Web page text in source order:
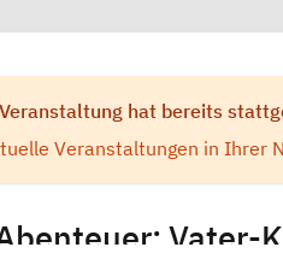
hat bereits
Veranstaltungen in Ihrer
Vater-